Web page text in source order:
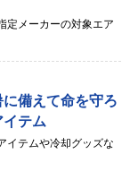
定メーカーの対象エア
に備えて命を守ろ
イテム
イテムや冷却グッズな